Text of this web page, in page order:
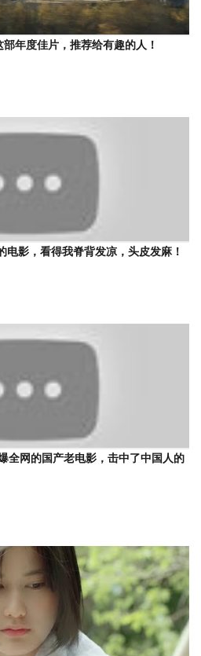
年度佳片，推荐给有趣的人！
电影，看得我脊背发凉，头皮发麻！
全网的国产老电影，击中了中国人的